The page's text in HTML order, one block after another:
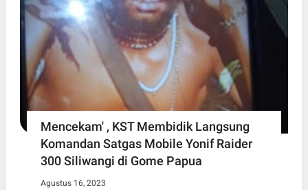
Mencekam' , KST Membidik Langsung
Komandan Satgas Mobile Yonif Raider
300 Siliwangi di Gome Papua
Agustus 16, 2023